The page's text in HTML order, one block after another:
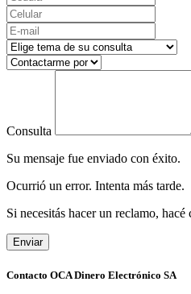
Consulta
Su mensaje fue enviado con éxito.
Ocurrió un error. Intenta más tarde.
Si necesitás hacer un reclamo, hacé
Enviar
Contacto OCA Dinero Electrónico SA